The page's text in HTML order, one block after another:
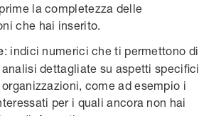
la completezza delle
che hai inserito.
: indici numerici che ti permettono di
dettagliate su aspetti specifici
come ad esempio i
per i quali ancora non hai